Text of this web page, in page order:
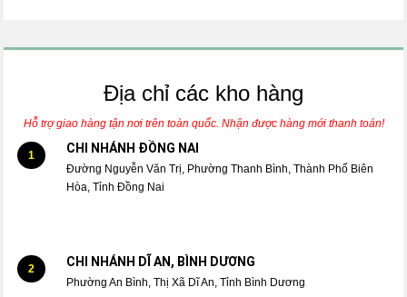
Địa chỉ các kho hàng
Hỗ trợ giao hàng tận nơi trên toàn quốc. Nhận được hàng mới thanh toán!
1 CHI NHÁNH ĐỒNG NAI
Đường Nguyễn Văn Trị, Phường Thanh Bình, Thành Phố Biên
Hòa, Tỉnh Đồng Nai
2 CHI NHÁNH DĨ AN, BÌNH DƯƠNG
Phường An Bình, Thị Xã Dĩ An, Tỉnh Bình Dương